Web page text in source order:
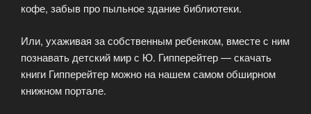
кофе, забыв про пыльное здание библиотеки.
Или, ухаживая за собственным ребенком, вместе с ним
познавать детский мир с Ю. Гипперейтер — скачать
книги Гипперейтер можно на нашем самом обширном
книжном портале.